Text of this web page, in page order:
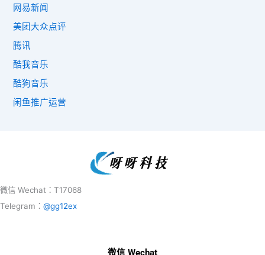
网易新闻
美团大众点评
腾讯
酷我音乐
酷狗音乐
闲鱼推广运营
微信 Wechat：T17068
Telegram： @gg12ex
微信 Wechat